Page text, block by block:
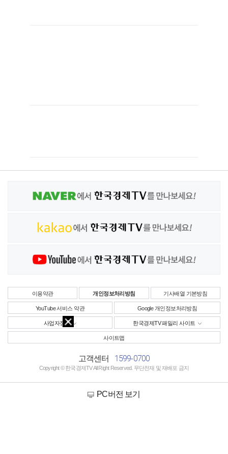
이용약관 개인정보처리방침 기사배열 기본방침
YouTube 서비스 약관 Google 개인정보처리방침
사업자정보 한국경제TV 패밀리 사이트
사이트맵
고객센터 1599-0700
Copyright © 한국경제TV All Right Reserved. 무단전재 및 재배포 금지
PC버전 보기